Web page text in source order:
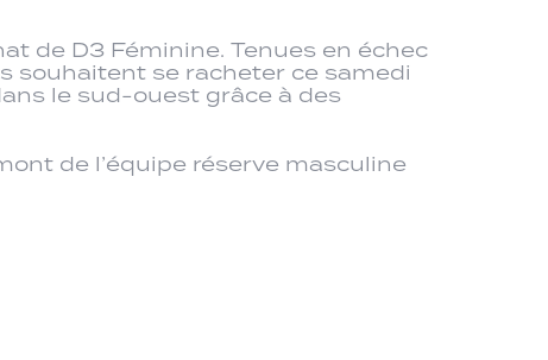
de D3 Féminine. Tenues en échec
souhaitent se racheter ce samedi
le sud-ouest grâce à des
de l’équipe réserve masculine